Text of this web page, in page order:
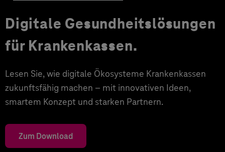
Digitale Gesundheitslösungen
für Krankenkassen.
Lesen Sie, wie digitale Ökosysteme Krankenkassen
zukunftsfähig machen – mit innovativen Ideen,
smartem Konzept und starken Partnern.
Zum Download